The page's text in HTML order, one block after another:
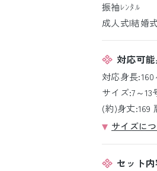
振袖ﾚﾝﾀﾙ
成人式|結婚
対応可
対応身長
サイズ:7～13
(約)身丈:169
サイズに
セット